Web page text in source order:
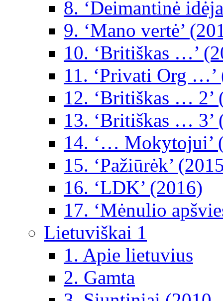
8. ‘Deimantinė
9. ‘Mano vertė’
10. ‘Britiškas …’
11. ‘Privati Org …’
12. ‘Britiškas … 2’
13. ‘Britiškas … 3’
14. ‘… Mokytojui’
15. ‘Pažiūrėk’
16. ‘LDK’ (2016)
17. ‘Mėnulio
Lietuviškai 1
1. Apie lietuvius
2. Gamta